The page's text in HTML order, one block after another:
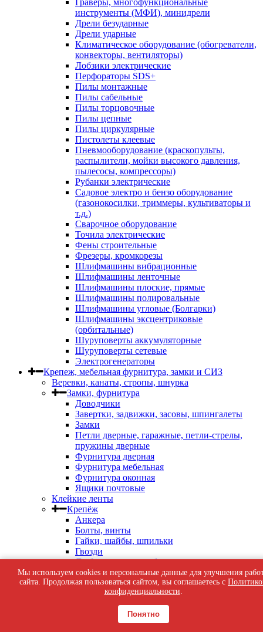
инструменты (МФИ), минидрели
Дрели безударные
Дрели ударные
Климатическое оборудование (обогреватели,
конвекторы, вентиляторы)
Лобзики электрические
Перфораторы SDS+
Пилы монтажные
Пилы сабельные
Пилы торцовочные
Пилы цепные
Пилы циркулярные
Пистолеты клеевые
Пневмооборудование (краскопульты,
распылители, мойки высокого давления,
пылесосы, компрессоры)
Рубанки электрические
Садовое электро и бензо оборудование
(газонокосилки, триммеры, культиваторы и
т.д.)
Сварочное оборудование
Точила электрические
Фены строительные
Фрезеры, кромкорезы
Шлифмашины вибрационные
Шлифмашины ленточные
Шлифмашины плоские, прямые
Шлифмашины полировальные
Шлифмашины угловые (Болгарки)
Шлифмашины эксцентриковые
(орбитальные)
Шуруповерты аккумуляторные
Шуруповерты сетевые
Электрогенераторы
Крепеж, мебельная фурнитура, замки и СИЗ
Веревки, канаты, стропы, шнурка
Замки, фурнитура
Доводчики
Завертки, задвижки, засовы, шпингалеты
Замки
Петли дверные, гаражные, петли-стрелы,
пружины дверные
Фурнитура дверная
Фурнитура мебельная
Фурнитура оконная
Ящики почтовые
Клейкие ленты
Крепёж
Анкера
Болты, винты
Гайки, шайбы, шпильки
Гвозди
Дюбель-гвозди, дюбель-шурупы
Дюбеля Молли
Дюбеля пластиковые, для теплоизоляции
Кляймеры, скобы строительные, патроны
индустриальные
Перфорированный крепеж
Саморезы кровельные
Мы используем cookies и персональные данные для улучшения
сайта. Продолжая пользоваться сайтом, вы соглашаетесь с
конфиденциальности.
Понятно